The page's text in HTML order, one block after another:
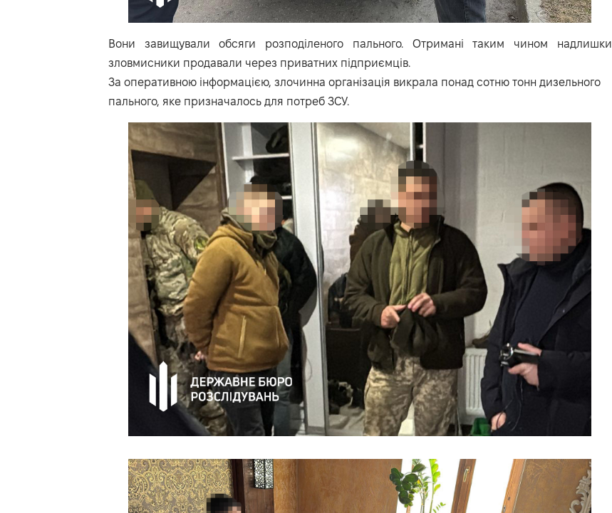
Вони завищували обсяги розподіленого пального. Отримані таким чином надлишки
зловмисники продавали через приватних підприємців.
За оперативною інформацією, злочинна організація викрала понад сотню тонн дизельного
пального, яке призначалось для потреб ЗСУ.